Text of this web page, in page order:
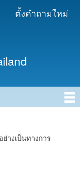
ตั้งคำถามใหม่
างเป็นทางการ